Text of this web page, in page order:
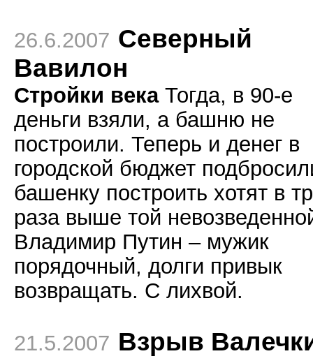
26.6.2007 Северный
Вавилон
Стройки века Тогда, в 90-е
деньги взяли, а башню не
построили. Теперь и денег в
городской бюджет
башенку построить хотят в
раза выше той
Владимир Путин – мужик
порядочный, долги привык
возвращать. С лихвой.
21.5.2007 Взрыв